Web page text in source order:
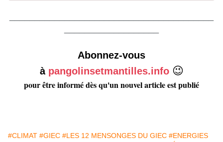
Abonnez-vous
à pangolinsetmantilles.info 😉
pour être informé dès qu'un nouvel article est publié
#CLIMAT #GIEC #LES 12 MENSONGES DU GIEC #ENERGIES